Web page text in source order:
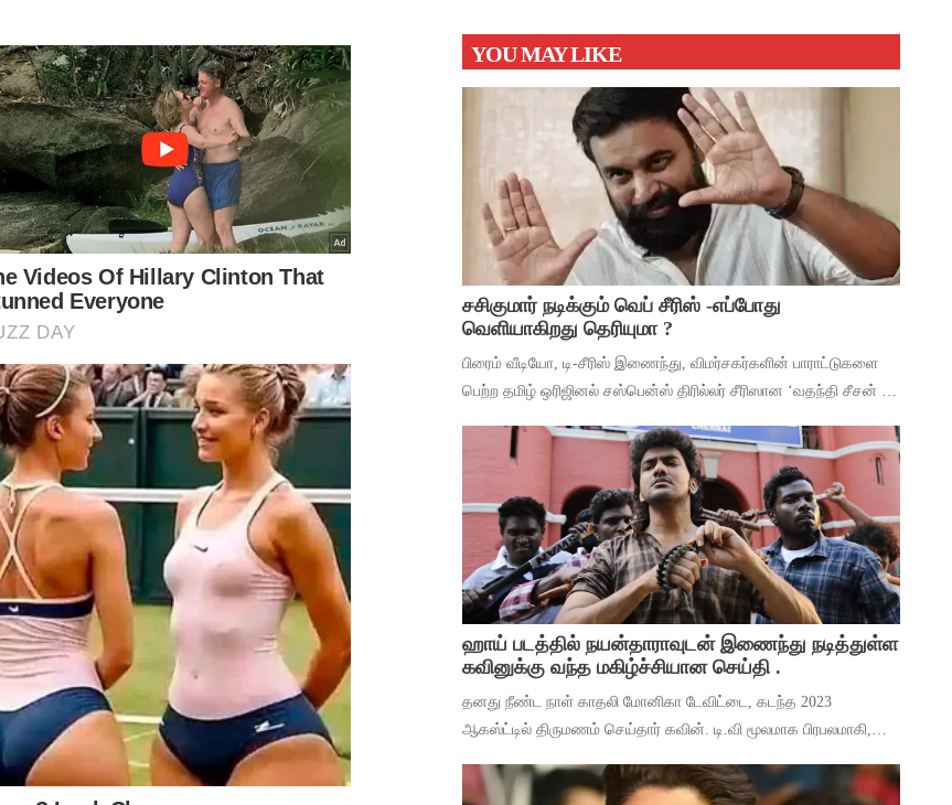
YOU MAY LIKE
சசிகுமார் நடிக்கும் வெப் சீரிஸ் -எப்போது
வெளியாகிறது தெரியுமா ?
பிரைம் வீடியோ, டி-சீரிஸ் இணைந்து, விமர்சகர்களின் பாராட்டுகளை
பெற்ற தமிழ் ஒரிஜினல் சஸ்பென்ஸ் திரில்லர் சீரிஸான ‘வதந்தி சீசன் 2:
வெளியிட்டுள்ளனர். ச
ஹாய் படத்தில் நயன்தாராவுடன் இணைந்து நடித்துள்ள
கவினுக்கு வந்த மகிழ்ச்சியான செய்தி .
தனது நீண்ட நாள் காதலி மோனிகா டேவிட்டை, கடந்த 2023
ஆகஸ்ட்டில் திருமணம் செய்தார் கவின். டி.வி மூலமாக பிரபலமாகி,
மூலம் ஹீரோவாக மாறி வெற்றிபெ